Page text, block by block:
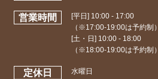
営業時間
[平日] 10:00 - 17:00
（※17:00-19:00は予約制）
[土・日] 10:00 - 18:00
（※18:00-19:00は予約制）
定休日 水曜日